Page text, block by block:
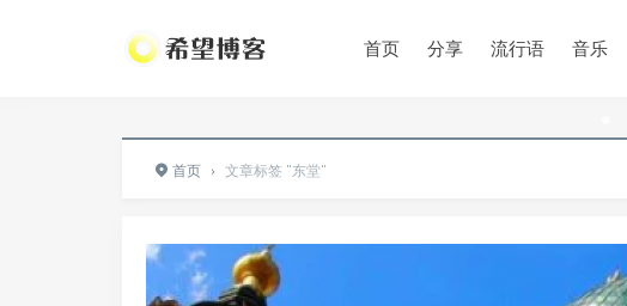
首页 分享 流行语 音乐
首页 › 文章标签 "东堂"
•
•